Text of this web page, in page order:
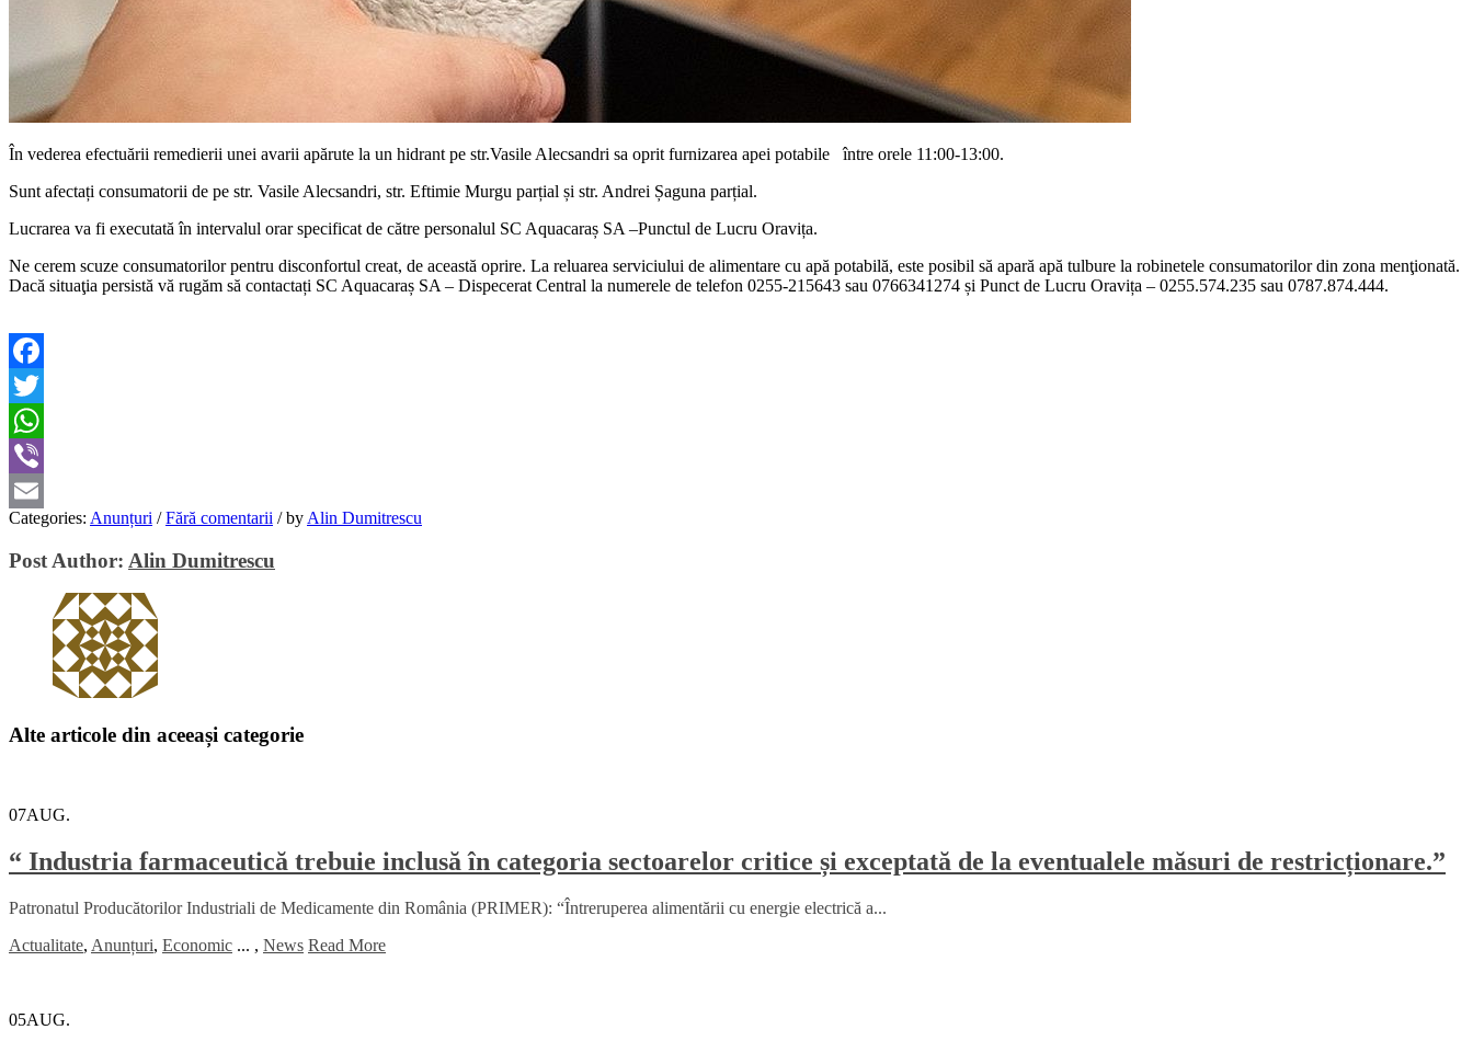
În vederea efectuării remedierii unei avarii apărute la un hidrant pe str.Vasile Alecsandri sa oprit furnizarea apei potabile între orele 11:00-13:00.
Sunt afectați consumatorii de pe str. Vasile Alecsandri, str. Eftimie Murgu parțial și str. Andrei Șaguna parțial.
Lucrarea va fi executată în intervalul orar specificat de către personalul SC Aquacaraș SA –Punctul de Lucru Oravița.
Ne cerem scuze consumatorilor pentru disconfortul creat, de această oprire. La reluarea serviciului de alimentare cu apă potabilă, este posibil să apară apă tulbure la robinetele consumatorilor din zona menţionată.
Dacă situaţia persistă vă rugăm să contactați SC Aquacaraș SA – Dispecerat Central la numerele de telefon 0255-215643 sau 0766341274 și Punct de Lucru Oravița – 0255.574.235 sau 0787.874.444.
Facebook
Twitter
WhatsApp
Viber
Email
Categories: Anunțuri / Fără comentarii /by Alin Dumitrescu
Post Author: Alin Dumitrescu
Alte articole din aceeași categorie
07AUG.
“ Industria farmaceutică trebuie inclusă în categoria sectoarelor critice și exceptată de la eventualele măsuri de restricționare.”
Patronatul Producătorilor Industriali de Medicamente din România (PRIMER): “Întreruperea alimentării cu energie electrică a...
Actualitate, Anunțuri, Economic ... , News Read More
05AUG.